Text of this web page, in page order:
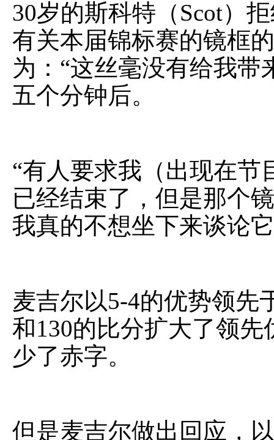
30岁的斯科特（Scot）
有关本届锦标赛的镜框
为：“这丝毫没有给我
五个分钟后。
“有人要求我（出现在节
已经结束了，但是那个
我真的不想坐下来谈论
麦吉尔以5-4的优势领先
和130的比分扩大了领先
少了赤字。
但是麦吉尔做出回应，